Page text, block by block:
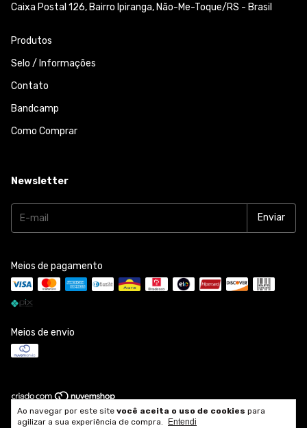
Ao navegar por este site você aceita o uso de cookies para
agilizar a sua experiência de compra.
Entendi
Caixa Postal 126, Bairro Ipiranga, Não-Me-Toque/RS - Brasil
Produtos
Selo / Informações
Contato
Bandcamp
Como Comprar
Newsletter
Meios de pagamento
Meios de envio
Copyright Gil Dessoy - 2026. Todos os direitos reservados.